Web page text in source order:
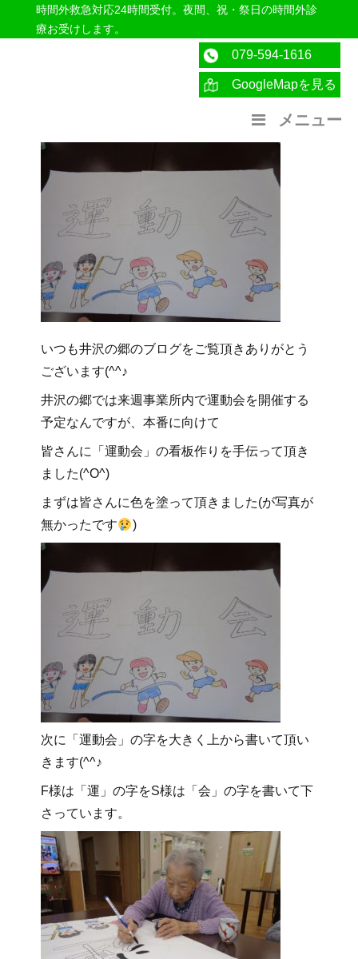
時間外救急対応24時間受付。夜間、祝・祭日の時間外診
療お受けします。
医療法人社団紀洋会 公式サイト
079-594-1616
GoogleMapを見る
メニュー
いつも井沢の郷のブログをご覧頂きありがとう
ございます(^^♪
井沢の郷では来週事業所内で運動会を開催する
予定なんですが、本番に向けて
皆さんに「運動会」の看板作りを手伝って頂き
ました(^O^)
まずは皆さんに色を塗って頂きました(が写真が
無かったです
)
次に「運動会」の字を大きく上から書いて頂い
きます(^^♪
F様は「運」の字をS様は「会」の字を書いて下
さっています。